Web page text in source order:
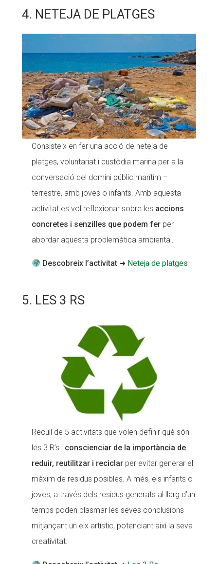
4. NETEJA DE PLATGES
Consisteix en fer una acció de neteja de
platges, voluntariat i custòdia marina per a la
conversació del domini públic marítim –
terrestre, amb joves o infants. Amb aquesta
activitat es vol reflexionar sobre les accions
concretes i senzilles que podem fer per
abordar aquesta problemàtica ambiental.
Descobreix l’activitat ➜ Neteja de platges
5. LES 3 RS
Recull de 5 activitats que volen definir què són
les 3 R’s iconscienciar de la importància de
reduir, reutilitzar i reciclarper evitar generar el
màxim de residus posibles. A més, els infants o
joves, a través dels residus generats al llarg d’un
temps poden plasmar les seves conclusions
mitjançant un eix artístic, potenciant així la seva
creativitat.